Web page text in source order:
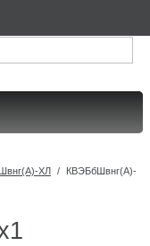
ХЛ /
КВЭБбШвнг(A)-